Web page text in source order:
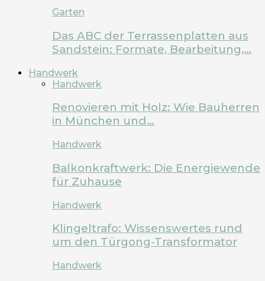
Garten
Das ABC der Terrassenplatten aus
Sandstein: Formate, Bearbeitung,…
Handwerk
Handwerk
Renovieren mit Holz: Wie Bauherren
in München und…
Handwerk
Balkonkraftwerk: Die Energiewende
für Zuhause
Handwerk
Klingeltrafo: Wissenswertes rund
um den Türgong-Transformator
Handwerk